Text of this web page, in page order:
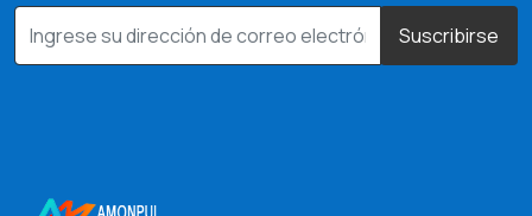
Suscribirse